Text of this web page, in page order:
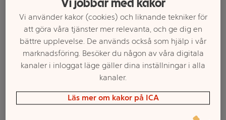
Quinoa & Grönsaksmix
500g ICA
Mer info
Välj butik
Ärtor majs paprika Fryst
1kg ICA Basic
Mer info
Välj butik
Vi använder kakor (cookies) och liknande tekniker för
att göra våra tjänster mer relevanta, och ge dig en
bättre upplevelse. De används också som hjälp i vår
marknadsföring. Besöker du någon av våra digitala
kanaler i inloggat läge gäller dina inställningar i alla
kanaler.
Läs mer om kakor på ICA